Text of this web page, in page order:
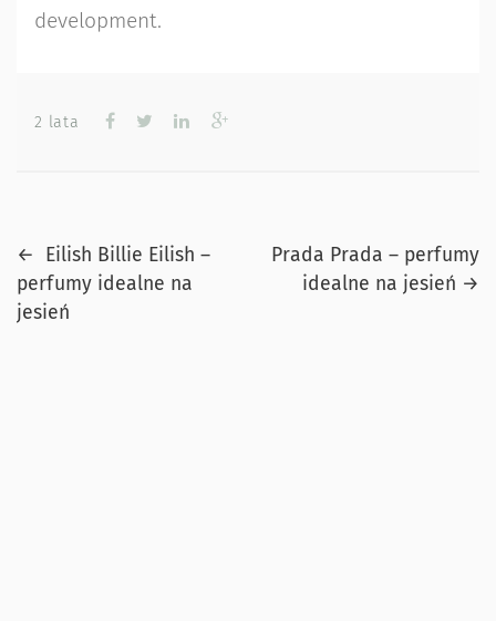
development.
2 lata
Nawigacja
wpisu
←
Previous
post
Eilish Billie Eilish –
perfumy idealne na
jesień
Next
post
Prada Prada – perfumy
idealne na jesień →